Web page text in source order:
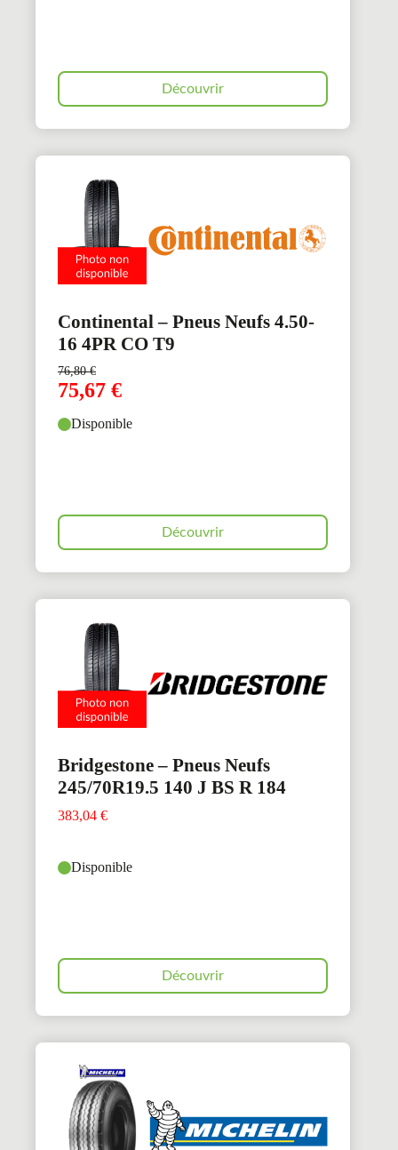
Découvrir
Continental – Pneus Neufs 4.50-
16 4PR CO T9
76,80€
75,67 €
Disponible
Découvrir
Bridgestone – Pneus Neufs
245/70R19.5 140 J BS R 184
383,04 €
Disponible
Découvrir